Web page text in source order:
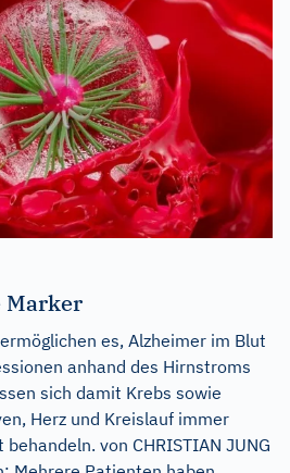
Marker
es, Alzheimer im Blut
anhand des Hirnstroms
sich damit Krebs sowie
Herz und Kreislauf immer
von CHRISTIAN JUNG